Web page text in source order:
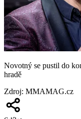
Novotný se pustil do
hradě
Zdroj: MMAMAG.cz